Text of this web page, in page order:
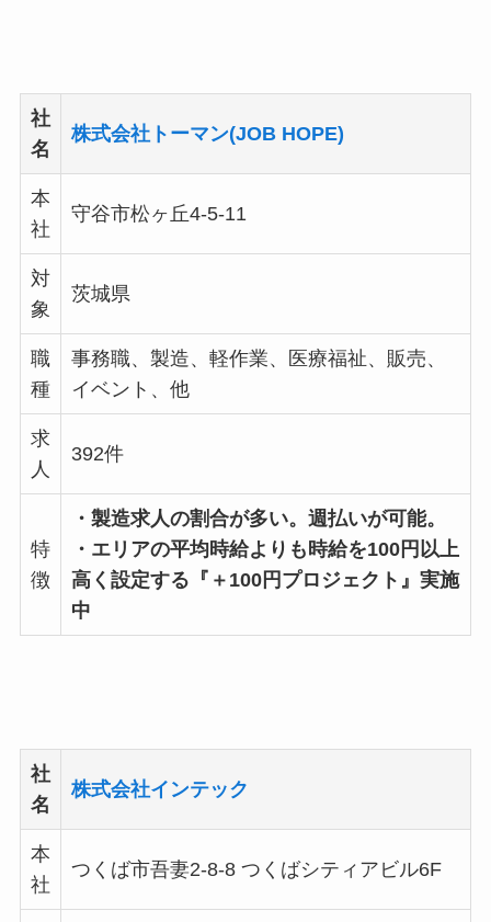
社
名
株式会社トーマン(JOB HOPE)
本
社
守谷市松ヶ丘4-5-11
対
象
茨城県
職
種
事務職、製造、軽作業、医療福祉、販売、
イベント、他
求
人
392件
特
徴
・製造求人の割合が多い。週払いが可能。
・エリアの平均時給よりも時給を100円以上
高く設定する『＋100円プロジェクト』実施
中
社
名
株式会社インテック
本
社
つくば市吾妻2-8-8 つくばシティアビル6F